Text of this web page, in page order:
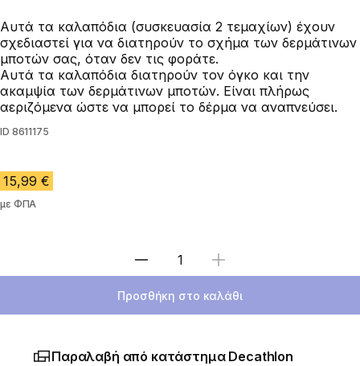
Αυτά τα καλαπόδια (συσκευασία 2 τεμαχίων) έχουν
σχεδιαστεί για να διατηρούν το σχήμα των δερμάτινων
μποτών σας, όταν δεν τις φοράτε.
Αυτά τα καλαπόδια διατηρούν τον όγκο και την
ακαμψία των δερμάτινων μποτών. Είναι πλήρως
αεριζόμενα ώστε να μπορεί το δέρμα να αναπνεύσει.
ID 8611175
15,99 €
με ΦΠΑ
Επιλέξτε ποσότητα
Προσθήκη στο καλάθι
Παραλαβή από κατάστημα Decathlon